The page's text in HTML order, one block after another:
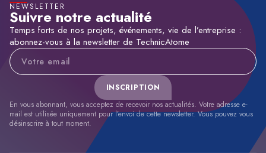
NEWSLETTER
Suivre notre actualité
Temps forts de nos projets, événements, vie de l’entreprise :
abonnez-vous à la newsletter de TechnicAtome
Adresse e-mail
INSCRIPTION
En vous abonnant, vous acceptez de recevoir nos actualités. Votre adresse e-
mail est utilisée uniquement pour l’envoi de cette newsletter. Vous pouvez vous
désinscrire à tout moment.